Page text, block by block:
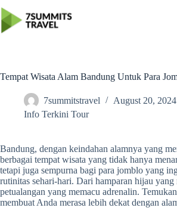
to
content
Tempat Wisata Alam Bandung Untuk Para
7summitstravel
August 20, 2024
Info Terkini Tour
Bandung, dengan keindahan alamnya yang
berbagai tempat wisata yang tidak hanya
tetapi juga sempurna bagi para jomblo yang
rutinitas sehari-hari. Dari hamparan hijau yang
petualangan yang memacu adrenalin.
membuat Anda merasa lebih dekat dengan